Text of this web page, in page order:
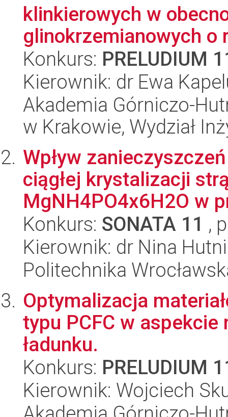
klinkierowych w
glinokrzemianowych o
Konkurs: PRELUDIUM
Kierownik: dr Ewa
Akademia Górniczo-
w Krakowie, Wydział
Wpływ
ciągłej krystalizacji
MgNH4PO4x6H2O w
Konkurs: SONATA 11 ,
Kierownik: dr Nina
Politechnika
Optymalizacja
typu PCFC w
ładunku.
Konkurs: PRELUDIUM
Kierownik: Wojciech